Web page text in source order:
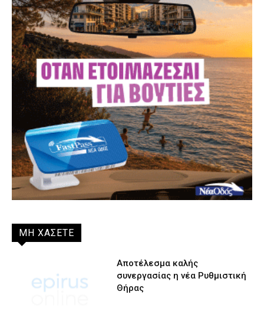
ΜΗ ΧΑΣΕΤΕ
Αποτέλεσμα καλής
συνεργασίας η νέα Ρυθμιστική
Θήρας